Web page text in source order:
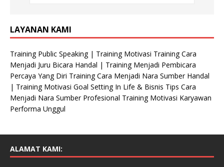
LAYANAN KAMI
Training Public Speaking | Training Motivasi Training Cara
Menjadi Juru Bicara Handal | Training Menjadi Pembicara
Percaya Yang Diri Training Cara Menjadi Nara Sumber Handal
| Training Motivasi Goal Setting In Life & Bisnis Tips Cara
Menjadi Nara Sumber Profesional Training Motivasi Karyawan
Performa Unggul
ALAMAT KAMI: